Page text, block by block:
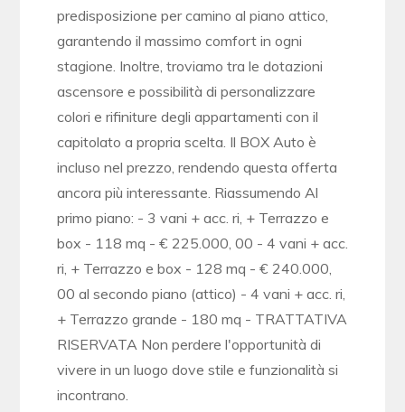
predisposizione per camino al piano attico,
garantendo il massimo comfort in ogni
stagione. Inoltre, troviamo tra le dotazioni
ascensore e possibilità di personalizzare
colori e rifiniture degli appartamenti con il
capitolato a propria scelta. Il BOX Auto è
incluso nel prezzo, rendendo questa offerta
ancora più interessante. Riassumendo Al
primo piano: - 3 vani + acc. ri, + Terrazzo e
box - 118 mq - € 225.000, 00 - 4 vani + acc.
ri, + Terrazzo e box - 128 mq - € 240.000,
00 al secondo piano (attico) - 4 vani + acc. ri,
+ Terrazzo grande - 180 mq - TRATTATIVA
RISERVATA Non perdere l'opportunità di
vivere in un luogo dove stile e funzionalità si
incontrano.